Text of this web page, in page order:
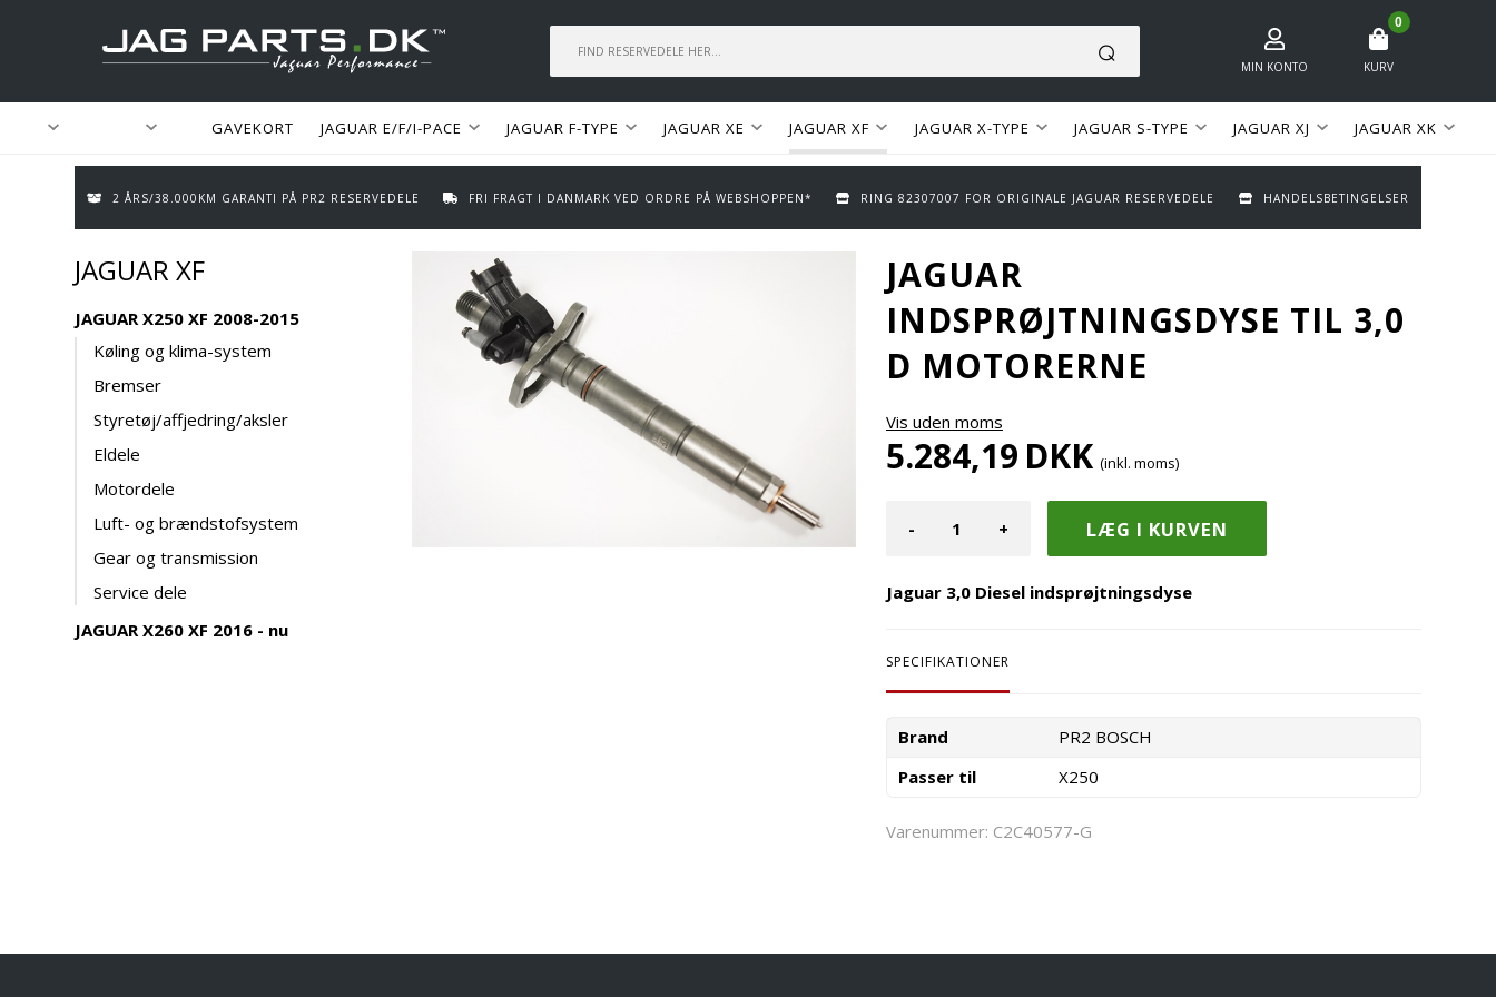
MIN KONTO
0
KURV
GAVEKORT JAGUAR E/F/I-PACE JAGUAR F-TYPE JAGUAR XE JAGUAR XF JAGUAR X-TYPE JAGUAR S-TYPE JAGUAR XJ JAGUAR XK
2 ÅRS/38.000KM GARANTI PÅ PR2 RESERVEDELE FRI FRAGT I DANMARK VED ORDRE PÅ WEBSHOPPEN* RING 82307007 FOR ORIGINALE JAGUAR RESERVEDELE HANDELSBETINGELSER
JAGUAR XF
JAGUAR X250 XF 2008-2015
Køling og klima-system
Bremser
Styretøj/affjedring/aksler
Eldele
Motordele
Luft- og brændstofsystem
Gear og transmission
Service dele
JAGUAR X260 XF 2016 - nu
JAGUAR
INDSPRØJTNINGSDYSE TIL 3,0
D MOTORERNE
Vis uden moms
5.284,19 DKK (inkl. moms)
- +
Jaguar 3,0 Diesel indsprøjtningsdyse
SPECIFIKATIONER
Brand
PR2 BOSCH
Passer til
X250
Varenummer: C2C40577-G